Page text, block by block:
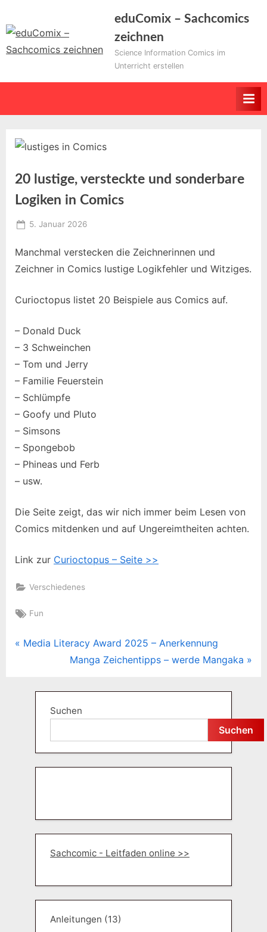
to
content
eduComix – Sachcomics
zeichnen
Science Information Comics im
Unterricht erstellen
20 lustige, versteckte und sonderbare
Logiken in Comics
Posted
5. Januar 2026
Manchmal verstecken die Zeichnerinnen und
Zeichner in Comics lustige Logikfehler und Witziges.
Curioctopus listet 20 Beispiele aus Comics auf.
– Donald Duck
– 3 Schweinchen
– Tom und Jerry
– Familie Feuerstein
– Schlümpfe
– Goofy und Pluto
– Simsons
– Spongebob
– Phineas und Ferb
– usw.
Die Seite zeigt, das wir nich immer beim Lesen von
Comics mitdenken und auf Ungereimtheiten achten.
Link zur Curioctopus – Seite >>
Verschiedenes
Tags:
Fun
Beitragsnavigation
P
Media Literacy Award 2025 – Anerkennung
N
x
t
o
Manga Zeichentipps – werde Mangaka
Suchen
Suchen
Sachcomic - Leitfaden online >>
Anleitungen (13)